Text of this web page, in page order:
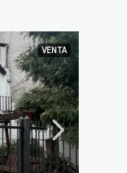
VENTA